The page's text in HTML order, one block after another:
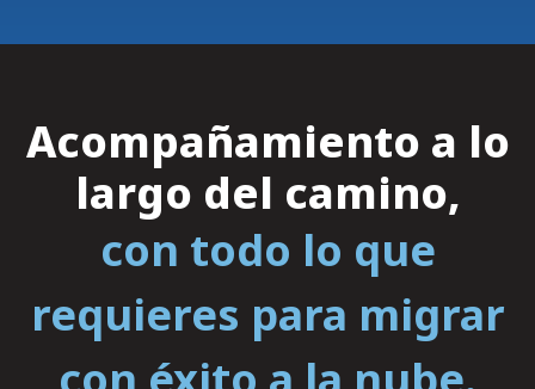
Acompañamiento a lo
largo del camino,
con todo lo que
requieres para migrar